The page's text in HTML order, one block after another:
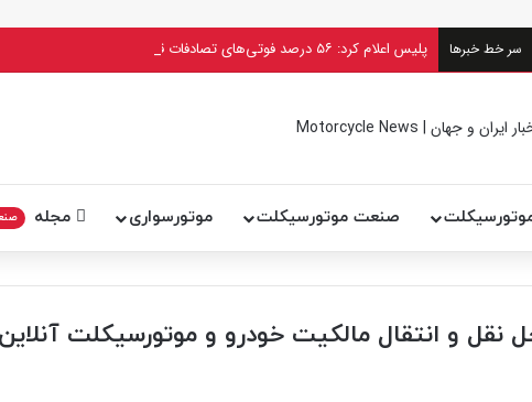
سر خط خبرها
صنعت موتورسیکلت موتورسواری مجله
نقل و انتقال مالکیت خودرو و موتورسیکلت